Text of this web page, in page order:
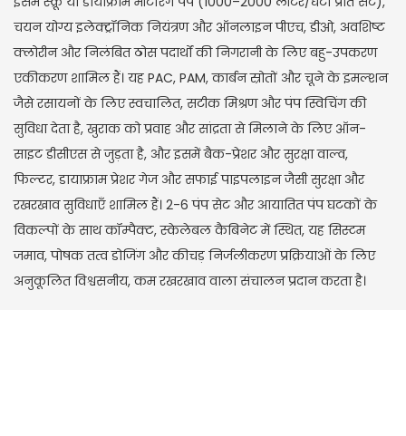
चयन योग्य इलेक्ट्रॉनिक नियंत्रण और ऑनलाइन पीएच, डीओ, अवशिष्ट
क्लोरीन और निलंबित ठोस पदार्थों की निगरानी के लिए बहु-उपकरण
एकीकरण शामिल हैं। यह PAC, PAM, कार्बन स्रोतों और चूने के इमल्शन
जैसे रसायनों के लिए स्वचालित, सटीक मिश्रण और पंप स्विचिंग की
सुविधा देता है, खुराक को प्रवाह और सांद्रता से मिलाने के लिए ऑन-
साइट डीसीएस से जुड़ता है, और इसमें बैक-प्रेशर और सुरक्षा वाल्व,
फिल्टर, डायाफ्राम प्रेशर गेज और सफाई पाइपलाइन जैसी सुरक्षा और
रखरखाव सुविधाएँ शामिल हैं। 2-6 पंप सेट और आयातित पंप घटकों के
विकल्पों के साथ कॉम्पैक्ट, स्केलेबल कैबिनेट में स्थित, यह सिस्टम
जमाव, पोषक तत्व डोजिंग और कीचड़ निर्जलीकरण प्रक्रियाओं के लिए
अनुकूलित विश्वसनीय, कम रखरखाव वाला संचालन प्रदान करता है।